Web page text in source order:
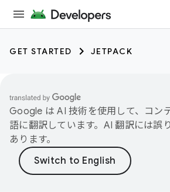
GET STARTED JETPACK
Google は AI 技術を使用して、コン
語に翻訳しています。AI 翻訳には誤
あります。